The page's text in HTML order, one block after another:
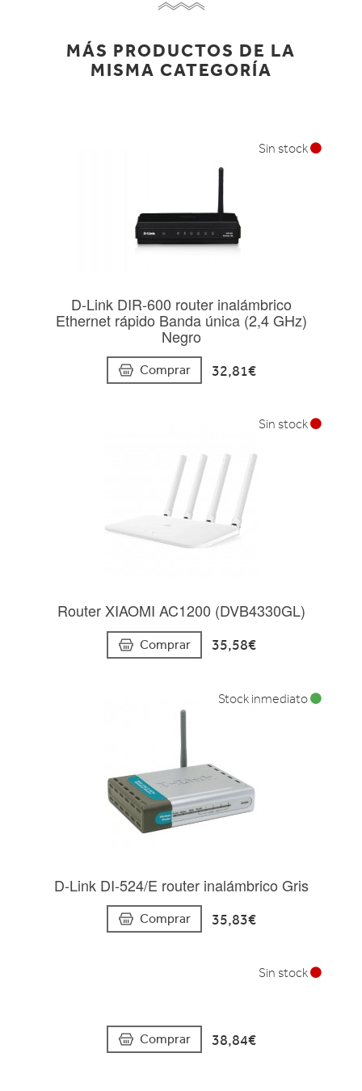
MÁS PRODUCTOS DE LA
MISMA CATEGORÍA
D-Link DIR-600 router inalámbrico
Ethernet rápido Banda única (2,4 GHz)
Negro
Comprar 32,81€
Sin stock
Router XIAOMI AC1200 (DVB4330GL)
Comprar 35,58€
Sin stock
D-Link DI-524/E router inalámbrico Gris
Comprar 35,83€
Stock inmediato
Comprar 38,84€
Sin stock